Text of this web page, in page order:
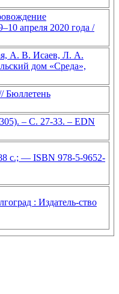
апреля 2020 года /
А. В. Исаев, Л. А.
дом «Среда»,
Бюллетень
– С. 27-33. – EDN
с.; — ISBN 978-5-9652-
: Издатель-ство